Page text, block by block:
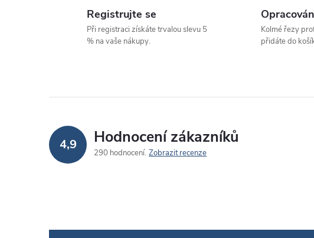
Registrujte se
Při registraci získáte trvalou slevu 5
% na vaše nákupy.
Kolmé řezy
přidáte do
4,9 Hodnocení zákazníků
290 hodnocení Zobrazit recenze